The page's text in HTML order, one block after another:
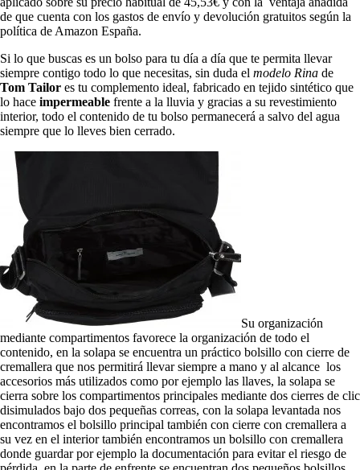
de que cuenta con los gastos de envío y devolución gratuitos según la
política de Amazon España.
Si lo que buscas es un bolso para tu día a día que te permita llevar
siempre contigo todo lo que necesitas, sin duda el modelo Rina de
Tom Tailor es tu complemento ideal, fabricado en tejido sintético que
lo hace impermeable frente a la lluvia y gracias a su revestimiento
interior, todo el contenido de tu bolso permanecerá a salvo del agua
siempre que lo lleves bien cerrado.
Su organización
mediante compartimentos favorece la organización de todo el
contenido, en la solapa se encuentra un práctico bolsillo con cierre de
cremallera que nos permitirá llevar siempre a mano y al alcance los
accesorios más utilizados como por ejemplo las llaves, la solapa se
cierra sobre los compartimentos principales mediante dos cierres de clic
disimulados bajo dos pequeñas correas, con la solapa levantada nos
encontramos el bolsillo principal también con cierre con cremallera a
su vez en el interior también encontramos un bolsillo con cremallera
donde guardar por ejemplo la documentación para evitar el riesgo de